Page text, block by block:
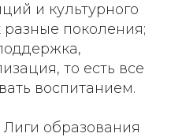
и культурного
поколения;
то есть все
воспитанием.
образования